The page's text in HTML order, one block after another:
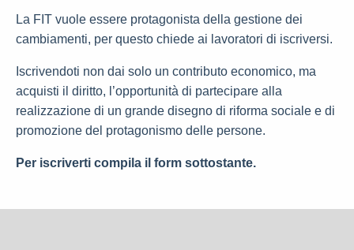
La FIT vuole essere protagonista della gestione dei
cambiamenti, per questo chiede ai lavoratori di iscriversi.
Iscrivendoti non dai solo un contributo economico, ma
acquisti il diritto, l’opportunità di partecipare alla
realizzazione di un grande disegno di riforma sociale e di
promozione del protagonismo delle persone.
Per iscriverti compila il form sottostante.